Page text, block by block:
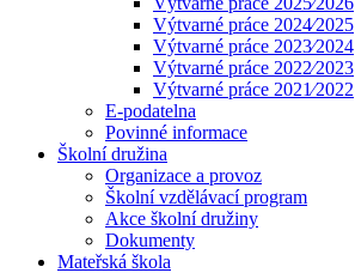
Výtvarné práce 2024⁄2025
Výtvarné práce 2023⁄2024
Výtvarné práce 2022⁄2023
Výtvarné práce 2021⁄2022
E-podatelna
Povinné informace
Školní družina
Organizace a provoz
Školní vzdělávací program
Akce školní družiny
Dokumenty
Mateřská škola